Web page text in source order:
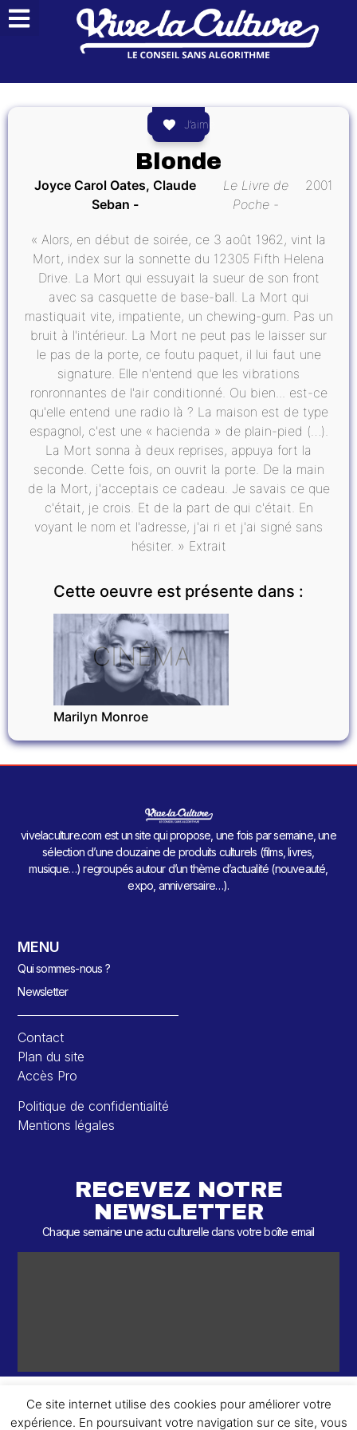
J’aime
Blonde
Joyce Carol Oates, Claude
Seban
Le Livre de
Poche
2001
« Alors, en début de soirée, ce 3 août 1962, vint la
Mort, index sur la sonnette du 12305 Fifth Helena
Drive. La Mort qui essuyait la sueur de son front
avec sa casquette de base-ball. La Mort qui
mastiquait vite, impatiente, un chewing-gum. Pas un
bruit à l'intérieur. La Mort ne peut pas le laisser sur
le pas de la porte, ce foutu paquet, il lui faut une
signature. Elle n'entend que les vibrations
ronronnantes de l'air conditionné. Ou bien... est-ce
qu'elle entend une radio là ? La maison est de type
espagnol, c'est une « hacienda » de plain-pied (…).
La Mort sonna à deux reprises, appuya fort la
seconde. Cette fois, on ouvrit la porte. De la main
de la Mort, j'acceptais ce cadeau. Je savais ce que
c'était, je crois. Et de la part de qui c'était. En
voyant le nom et l'adresse, j'ai ri et j'ai signé sans
hésiter. » Extrait
Cette oeuvre est présente dans :
CINÉMA
Marilyn Monroe
vivelaculture.com est un site qui propose, une fois par semaine, une
sélection d’une douzaine de produits culturels (films, livres,
musique…) regroupés autour d’un thème d’actualité (nouveauté,
expo, anniversaire…).
MENU
Qui sommes-nous ?
Newsletter
Contact
Plan du site
Accès Pro
Politique de confidentialité
Mentions légales
RECEVEZ NOTRE
NEWSLETTER
Chaque semaine une actu culturelle dans votre boîte email
Ce site internet utilise des cookies pour améliorer votre
expérience. En poursuivant votre navigation sur ce site, vous